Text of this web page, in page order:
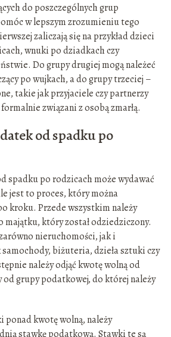
do poszczególnych grup
w lepszym zrozumieniu tego
zaliczają się na przykład dzieci
wnuki po dziadkach czy
Do grupy drugiej mogą należeć
po wujkach, a do grupy trzeciej –
takie jak przyjaciele czy partnerzy
związani z osobą zmarłą.
od spadku po
spadku po rodzicach może wydawać
jest to proces, który można
kroku. Przede wszystkim należy
majątku, który został odziedziczony.
nieruchomości, jak i
biżuteria, dzieła sztuki czy
należy odjąć kwotę wolną od
grupy podatkowej, do której należy
ponad kwotę wolną, należy
stawkę podatkową. Stawki te są